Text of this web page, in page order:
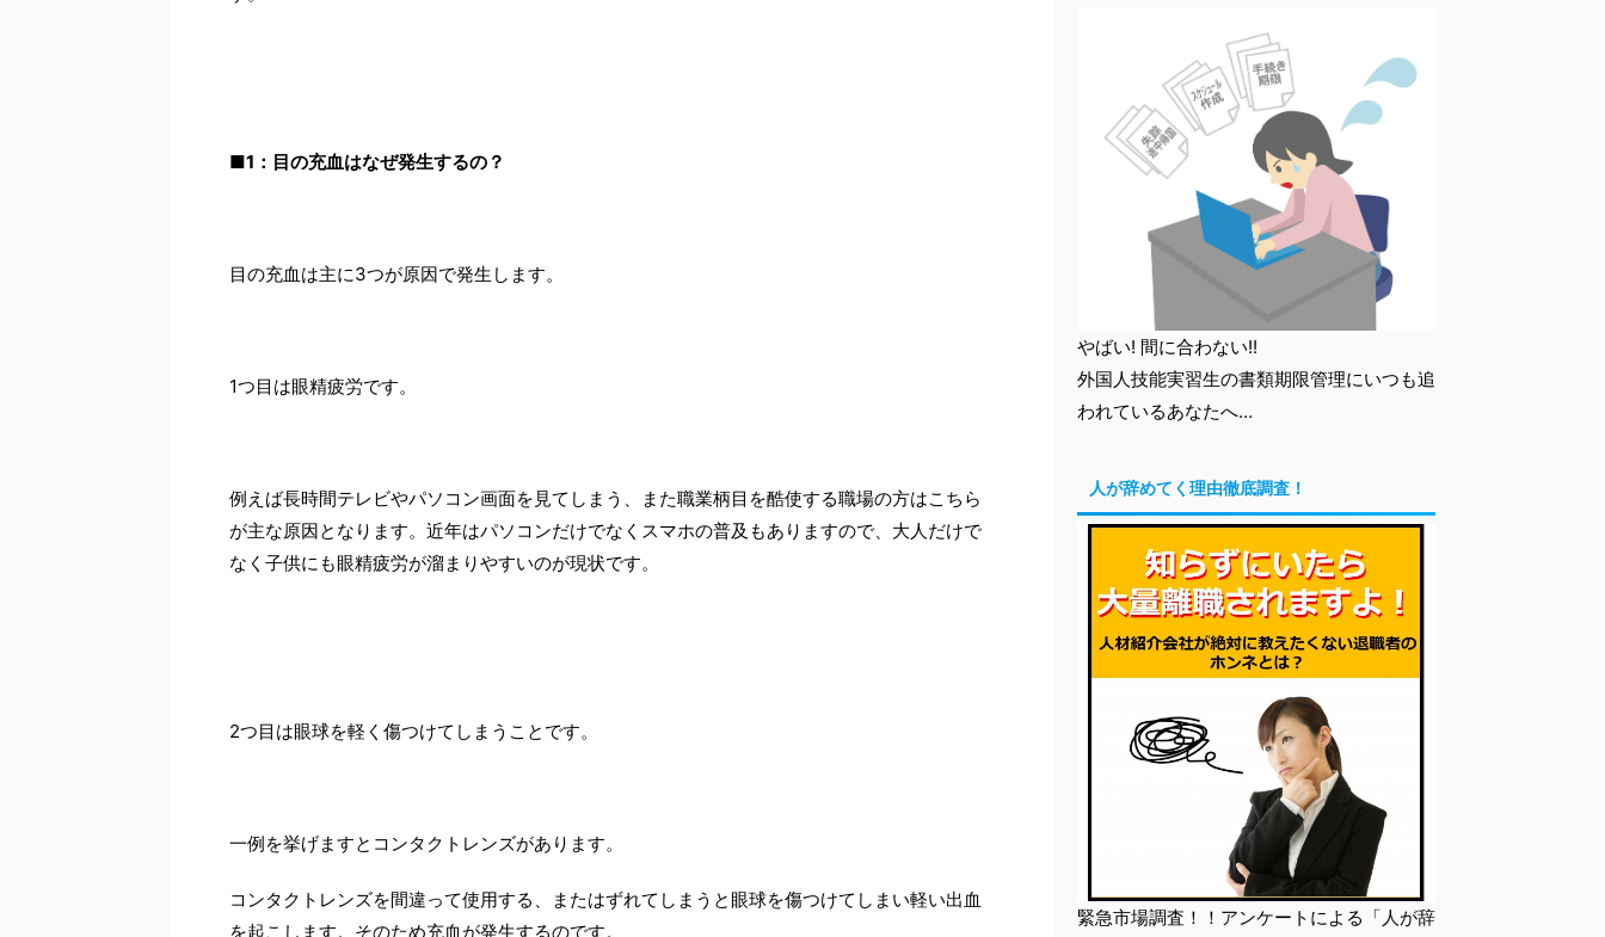
■1 ：目の充血はなぜ発生するの？
目の充血は主に3つが原因で発生します。
1つ目は眼精疲労です。
例えば長時間テレビやパソコン画面を見てしまう、また職業柄目を酷使する職場の方はこちら
が主な原因となります。近年はパソコンだけでなくスマホの普及もありますので、大人だけで
なく子供にも眼精疲労が溜まりやすいのが現状です。
2つ目は眼球を軽く傷つけてしまうことです。
一例を挙げますとコンタクトレンズがあります。
コンタクトレンズを間違って使用する、またはずれてしまうと眼球を傷つけてしまい軽い出血
を起こします。そのため充血が発生するのです。
やばい! 間に合わない!!
外国人技能実習生の書類期限管理にいつも追
われているあなたへ…
人が辞めてく理由徹底調査！
緊急市場調査！！アンケートによる「人が辞